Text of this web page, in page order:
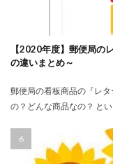
【2020年度】郵便局の
の違いまとめ～
郵便局の看板商品の『レ
の？どんな商品なの？ と